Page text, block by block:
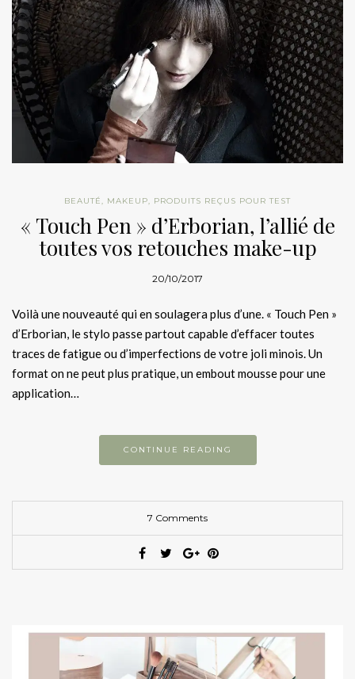
BEAUTÉ, MAKEUP, PRODUITS REÇUS POUR TEST
« Touch Pen » d’Erborian, l’allié de
toutes vos retouches make-up
20/10/2017
Voilà une nouveauté qui en soulagera plus d’une. « Touch Pen »
d’Erborian, le stylo passe partout capable d’effacer toutes
traces de fatigue ou d’imperfections de votre joli minois. Un
format on ne peut plus pratique, un embout mousse pour une
application…
CONTINUE READING
7 Comments